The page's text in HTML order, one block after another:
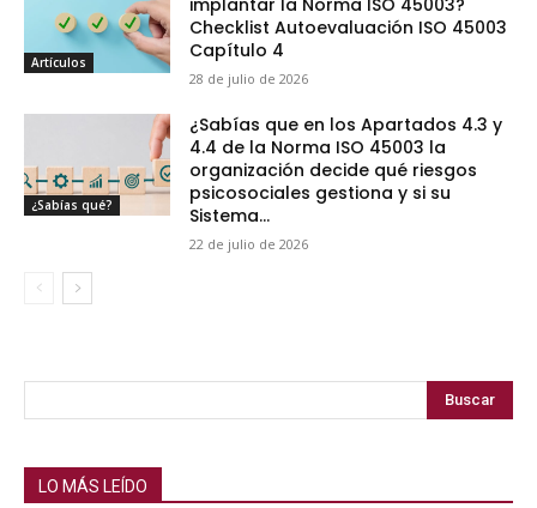
Artículos
Checklist Autoevaluación ISO 45003
Capítulo 4
28 de julio de 2026
¿Sabías qué?
¿Sabías que en los Apartados 4.3 y
4.4 de la Norma ISO 45003 la
organización decide qué riesgos
psicosociales gestiona y si su
Sistema...
22 de julio de 2026
Buscar
LO MÁS LEÍDO